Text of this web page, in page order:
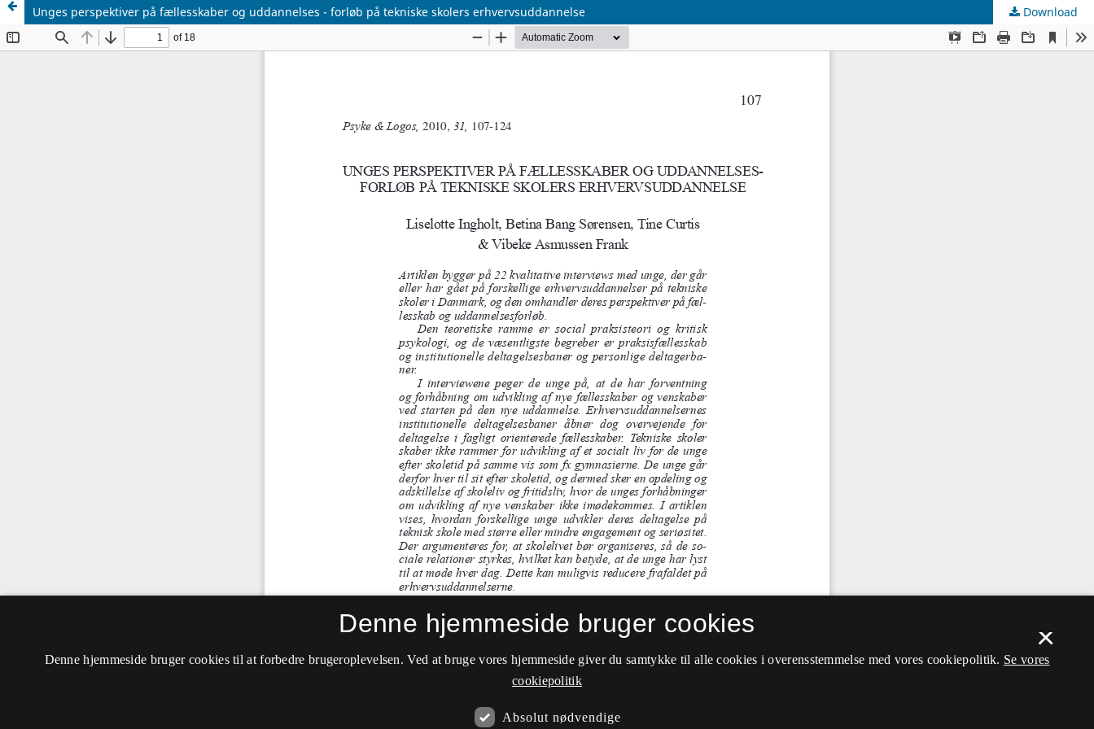
Unges perspektiver på fællesskaber og uddannelses - forløb på tekniske skolers erhvervsuddannelse Download
×
Denne hjemmeside bruger cookies
Denne hjemmeside bruger cookies til at forbedre brugeroplevelsen. Ved at bruge vores hjemmeside giver du samtykke til alle cookies i overensstemmelse med vores cookiepolitik. Se vores
cookiepolitik
Absolut nødvendige